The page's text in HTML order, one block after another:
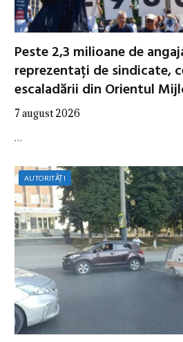
Peste 2,3 milioane de
reprezentați de sindicate,
escaladării din Orientul
7 august 2026
…
AUTORITĂȚI